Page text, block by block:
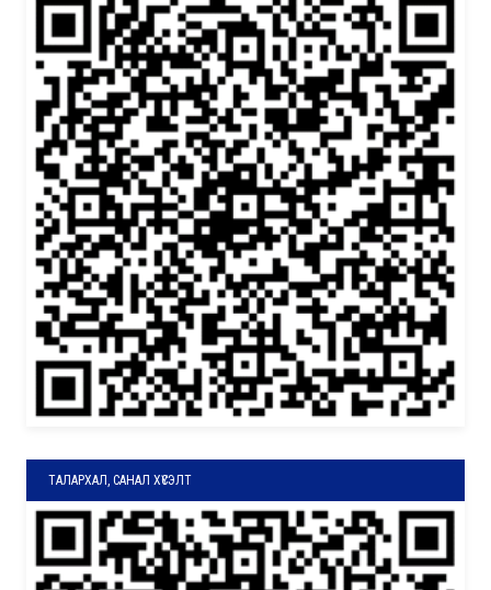
ТАЛАРХАЛ, САНАЛ ХҮСЭЛТ